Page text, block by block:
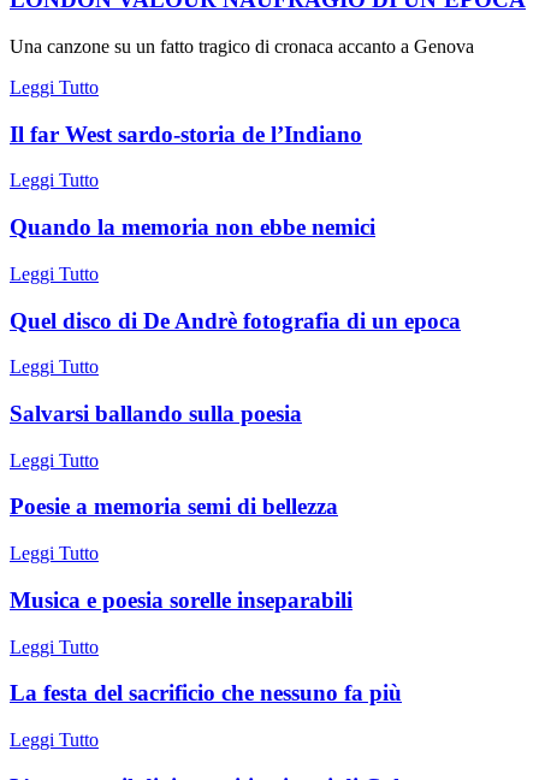
Una canzone su un fatto tragico di cronaca accanto a Genova
Leggi Tutto
Il far West sardo-storia de l’Indiano
Leggi Tutto
Quando la memoria non ebbe nemici
Leggi Tutto
Quel disco di De Andrè fotografia di un epoca
Leggi Tutto
Salvarsi ballando sulla poesia
Leggi Tutto
Poesie a memoria semi di bellezza
Leggi Tutto
Musica e poesia sorelle inseparabili
Leggi Tutto
La festa del sacrificio che nessuno fa più
Leggi Tutto